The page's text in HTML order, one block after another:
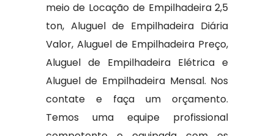
meio de Locação de Empilhadeira 2,5
ton, Aluguel de Empilhadeira Diária
Valor, Aluguel de Empilhadeira Preço,
Aluguel de Empilhadeira Elétrica e
Aluguel de Empilhadeira Mensal. Nos
contate e faça um orçamento.
Temos uma equipe profissional